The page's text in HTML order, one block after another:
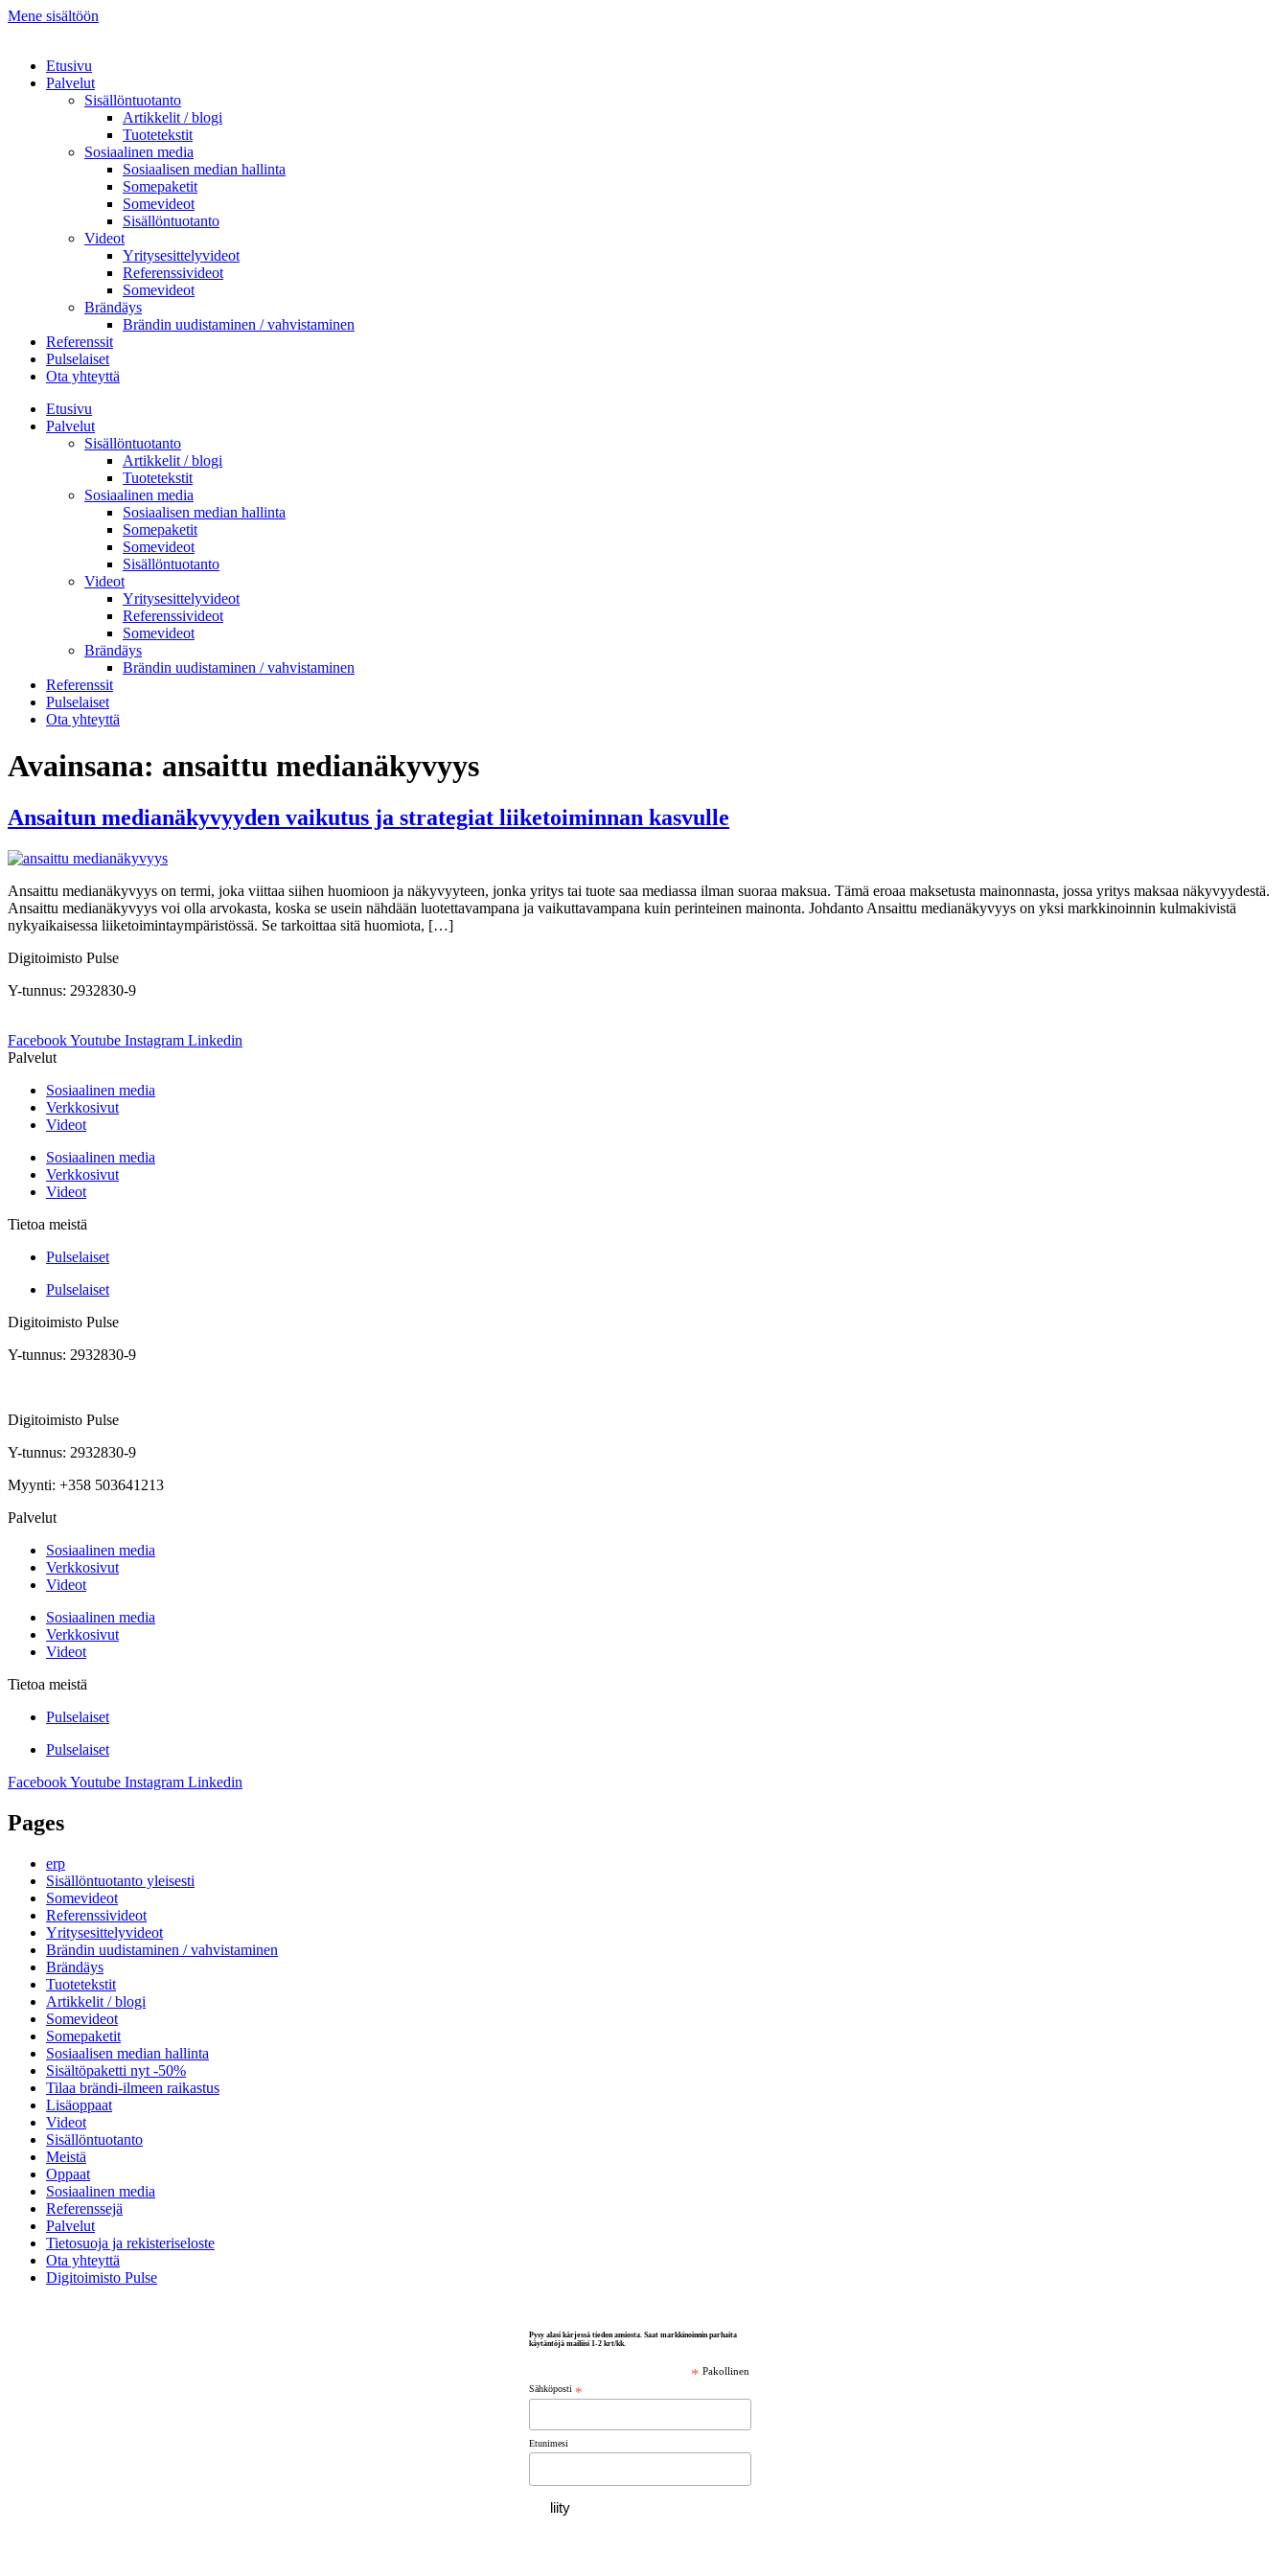
Mene sisältöön
Etusivu
Palvelut
Sisällöntuotanto
Artikkelit / blogi
Tuotetekstit
Sosiaalinen media
Sosiaalisen median hallinta
Somepaketit
Somevideot
Sisällöntuotanto
Videot
Yritysesittelyvideot
Referenssivideot
Somevideot
Brändäys
Brändin uudistaminen / vahvistaminen
Referenssit
Pulselaiset
Ota yhteyttä
Etusivu
Palvelut
Sisällöntuotanto
Artikkelit / blogi
Tuotetekstit
Sosiaalinen media
Sosiaalisen median hallinta
Somepaketit
Somevideot
Sisällöntuotanto
Videot
Yritysesittelyvideot
Referenssivideot
Somevideot
Brändäys
Brändin uudistaminen / vahvistaminen
Referenssit
Pulselaiset
Ota yhteyttä
Avainsana: ansaittu medianäkyvyys
Ansaitun medianäkyvyyden vaikutus ja strategiat liiketoiminnan kasvulle
Ansaittu medianäkyvyys on termi, joka viittaa siihen huomioon ja näkyvyyteen, jonka yritys tai tuote saa mediassa ilman suoraa maksua. Tämä eroaa maksetusta mainonnasta, jossa yritys maksaa näkyvyydestä.
Ansaittu medianäkyvyys voi olla arvokasta, koska se usein nähdään luotettavampana ja vaikuttavampana kuin perinteinen mainonta. Johdanto Ansaittu medianäkyvyys on yksi markkinoinnin kulmakivistä
nykyaikaisessa liiketoimintaympäristössä. Se tarkoittaa sitä huomiota, […]
Digitoimisto Pulse
Y-tunnus: 2932830-9
FacebookYoutube Instagram Linkedin
Palvelut
Sosiaalinen media
Verkkosivut
Videot
Sosiaalinen media
Verkkosivut
Videot
Tietoa meistä
Pulselaiset
Pulselaiset
Digitoimisto Pulse
Y-tunnus: 2932830-9
Digitoimisto Pulse
Y-tunnus: 2932830-9
Myynti: +358 503641213
Palvelut
Sosiaalinen media
Verkkosivut
Videot
Sosiaalinen media
Verkkosivut
Videot
Tietoa meistä
Pulselaiset
Pulselaiset
FacebookYoutube Instagram Linkedin
Pages
erp
Sisällöntuotanto yleisesti
Somevideot
Referenssivideot
Yritysesittelyvideot
Brändin uudistaminen / vahvistaminen
Brändäys
Tuotetekstit
Artikkelit / blogi
Somevideot
Somepaketit
Sosiaalisen median hallinta
Sisältöpaketti nyt -50%
Tilaa brändi-ilmeen raikastus
Lisäoppaat
Videot
Sisällöntuotanto
Meistä
Oppaat
Sosiaalinen media
Referenssejä
Palvelut
Tietosuoja ja rekisteriseloste
Ota yhteyttä
Digitoimisto Pulse
Pysy alasi kärjessä tiedon ansiosta. Saat markkinoinnin parhaita
käytäntöjä mailiisi 1-2 krt/kk.
* Pakollinen
Sähköposti *
Etunimesi